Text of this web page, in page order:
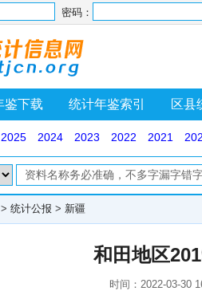
密码：
鉴下载 统计年鉴索引 区县
2025 2024 2023 2022 2021
> 统计公报 > 新疆
和田地区
时间：2022-03-